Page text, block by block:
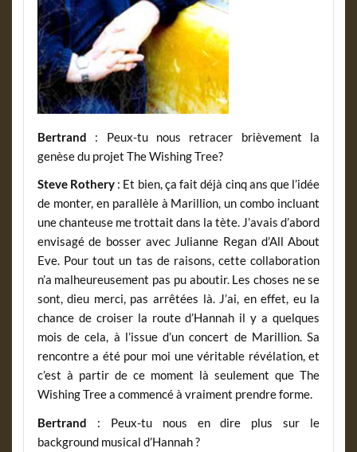
Bertrand : Peux-tu nous retracer brièvement la
genèse du projet The Wishing Tree?
Steve Rothery: Et bien, ça fait déjà cinq ans que l’idée
de monter, en parallèle à Marillion, un combo incluant
une chanteuse me trottait dans la tète. J’avais d’abord
envisagé de bosser avec Julianne Regan d’All About
Eve. Pour tout un tas de raisons, cette collaboration
n’a malheureusement pas pu aboutir. Les choses ne se
sont, dieu merci, pas arrêtées là. J’ai, en effet, eu la
chance de croiser la route d’Hannah il y a quelques
mois de cela, à l’issue d’un concert de Marillion. Sa
rencontre a été pour moi une véritable révélation, et
c’est à partir de ce moment là seulement que The
Wishing Tree a commencé à vraiment prendre forme.
Bertrand : Peux-tu nous en dire plus sur le
background musical d’Hannah ?